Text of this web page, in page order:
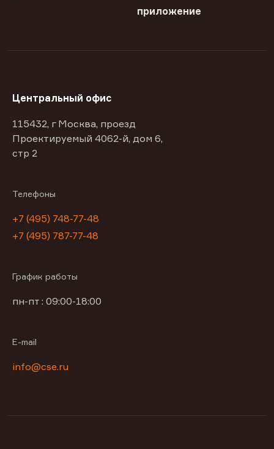
приложение
Центральный офис
115432, г Москва, проезд
Проектируемый 4062-й, дом 6,
стр 2
Телефоны
+7 (495) 748-77-48
+7 (495) 787-77-48
График работы
пн-пт : 09:00-18:00
E-mail
info@cse.ru